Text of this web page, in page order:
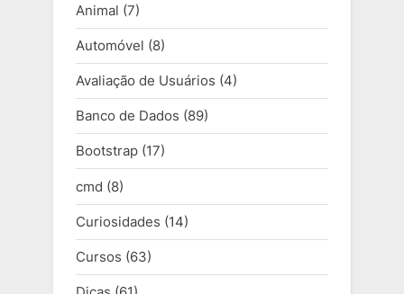
Animal (7)
Automóvel (8)
Avaliação de Usuários (4)
Banco de Dados (89)
Bootstrap (17)
cmd (8)
Curiosidades (14)
Cursos (63)